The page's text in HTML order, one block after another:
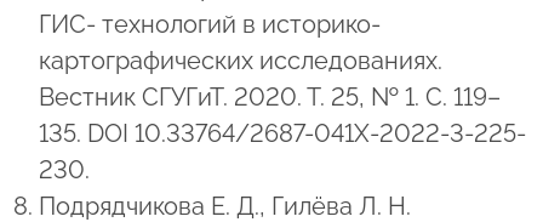
ГИС- технологий в историко-
картографических исследованиях.
Вестник СГУГиТ. 2020. Т. 25, № 1. С. 119–
135. DOI 10.33764/2687-041X-2022-3-225-
230.
Подрядчикова Е. Д., Гилёва Л. Н.